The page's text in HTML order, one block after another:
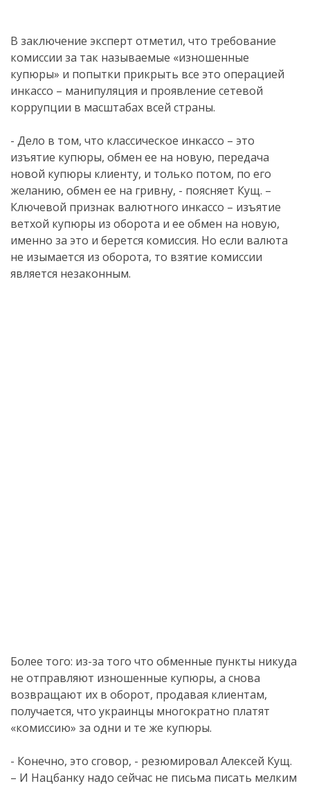
В заключение эксперт отметил, что требование
комиссии за так называемые «изношенные
купюры» и попытки прикрыть все это операцией
инкассо – манипуляция и проявление сетевой
коррупции в масштабах всей страны.
- Дело в том, что классическое инкассо – это
изъятие купюры, обмен ее на новую, передача
новой купюры клиенту, и только потом, по его
желанию, обмен ее на гривну, - поясняет Кущ. –
Ключевой признак валютного инкассо – изъятие
ветхой купюры из оборота и ее обмен на новую,
именно за это и берется комиссия. Но если валюта
не изымается из оборота, то взятие комиссии
является незаконным.
Более того: из-за того что обменные пункты никуда
не отправляют изношенные купюры, а снова
возвращают их в оборот, продавая клиентам,
получается, что украинцы многократно платят
«комиссию» за одни и те же купюры.
- Конечно, это сговор, - резюмировал Алексей Кущ.
– И Нацбанку надо сейчас не письма писать мелким